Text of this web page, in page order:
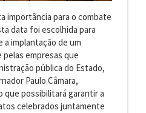
importância para o combate
data foi escolhida para
a implantação de um
empresas que
pública do Estado,
Paulo Câmara,
possibilitará garantir a
celebrados juntamente